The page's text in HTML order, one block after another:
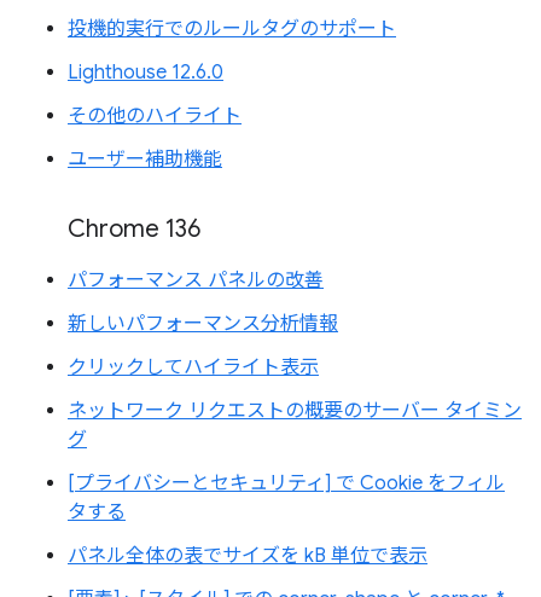
投機的実行でのルールタグのサポート
Lighthouse 12.6.0
その他のハイライト
ユーザー補助機能
Chrome 136
パフォーマンス パネルの改善
新しいパフォーマンス分析情報
クリックしてハイライト表示
ネットワーク リクエストの概要のサーバー タイミン
グ
[プライバシーとセキュリティ] で Cookie をフィル
タする
パネル全体の表でサイズを kB 単位で表示